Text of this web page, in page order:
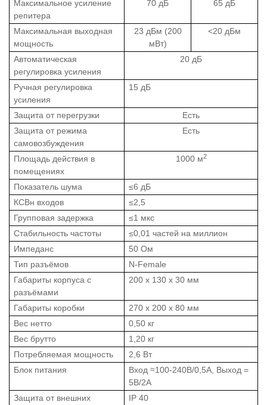
Максимальное усиление
репитера
70 дБ 65 дБ
Максимальная выходная
мощность
23 дБм (200
мВт)
<20 дБм
Автоматическая
регулировка усиления
20 дБ
Ручная регулировка
усиления
15 дБ
Защита от перегрузки
Есть
Защита от режима
самовозбуждения
Есть
Площадь действия в
помещениях
1000 м2
Показатель шума
≤6 дБ
КСВн входов
≤2,5
Групповая задержка
≤1 мкс
Стабильность частоты
≤0,01 частей на миллион
Импеданс
50 Ом
Тип разъёмов
N-Female
Габариты корпуса с
разъёмами
200 х 130 х 30 мм
Габариты коробки
270 х 200 х 80 мм
Вес нетто
0,50 кг
Вес брутто
1,20 кг
Потребляемая мощность
2,6 Вт
Блок питания
Вход ≈100-240В/0,5А, Выход =
5В/2А
Защита от внешних
IP 40